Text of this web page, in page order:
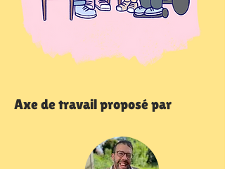
Axe de travail proposé par